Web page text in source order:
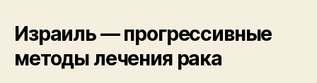
Израиль — прогрессивные
методы лечения рака